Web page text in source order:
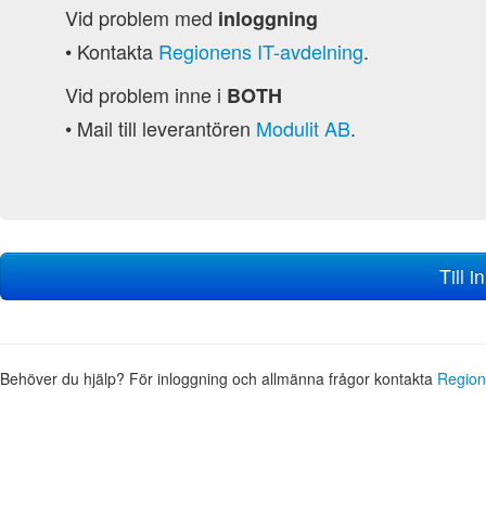
Vid problem med inloggning
• Kontakta Regionens IT-avdelning.
Vid problem inne i BOTH
• Mail till leverantören Modulit AB.
Till
Behöver du hjälp? För inloggning och allmänna frågor kontakta